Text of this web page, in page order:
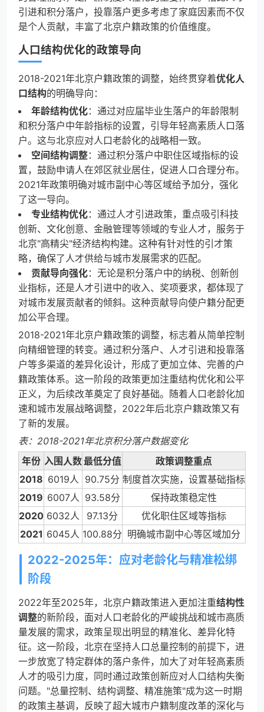
引进和积分落户，投靠落户更多考虑了家庭因素而不仅
是个人贡献，丰富了北京户籍政策的价值维度。
人口结构优化的政策导向
2018-2021年北京户籍政策的调整，始终贯穿着优化人
口结构的明确导向：
年龄结构优化：通过对应届毕业生落户的年龄限制
和积分落户中年龄指标的设置，引导年轻高素质人口落
户。这与北京应对人口老龄化的战略相一致。
空间结构调整：通过积分落户中职住区域指标的设
置，鼓励申请人在郊区就业居住，促进人口合理分布。
2021年政策明确对城市副中心等区域给予加分，强化
了这一导向。
专业结构优化：通过人才引进政策，重点吸引科技
创新、文化创意、金融管理等领域的专业人才，服务于
北京"高精尖"经济结构构建。这种有针对性的引才策
略，确保了人才供给与城市发展需求的匹配。
贡献导向强化：无论是积分落户中的纳税、创新创
业指标，还是人才引进中的收入、奖项要求，都体现了
对城市发展贡献者的倾斜。这种贡献导向使户籍分配更
加公平合理。
2018-2021年北京户籍政策的调整，标志着从简单控制
向精细管理的转变。通过积分落户、人才引进和投靠落
户等多渠道的差异化设计，形成了更加立体、完善的户
籍政策体系。这一阶段的政策更加注重结构优化和公平
正义，为后续改革奠定了良好基础。随着人口老龄化加
速和城市发展战略调整，2022年后北京户籍政策又有
了新的发展。
表：2018-2021年北京积分落户数据变化
年份 入围人数最低分值
政策调整重点
2018 6019人 90.75分 制度首次实施，设置基础指标
2019 6007人 93.58分
保持政策稳定性
2020 6032人 97.13分
优化职住区域等指标
2021 6045人 100.88分 明确城市副中心等区域加分
2022-2025年：应对老龄化与精准松绑
阶段
2022年至2025年，北京户籍政策进入更加注重结构性
调整的新阶段，面对人口老龄化的严峻挑战和城市高质
量发展的需求，政策呈现出明显的精准化、差异化特
征。这一阶段，北京在坚持人口总量控制的前提下，进
一步放宽了特定群体的落户条件，加大了对年轻高素质
人才的吸引力度，同时通过政策创新应对人口结构失衡
问题。"总量控制、结构调整、精准施策"成为这一时期
的政策主基调，反映了超大城市户籍制度改革的深化与